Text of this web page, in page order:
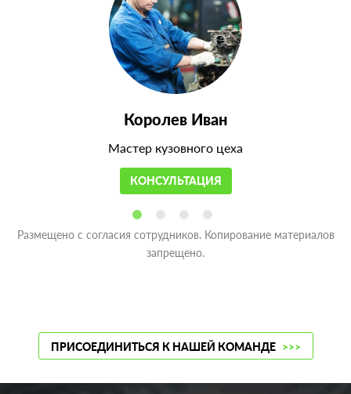
Королев Иван
Мастер кузовного цеха
КОНСУЛЬТАЦИЯ
Размещено с согласия сотрудников. Копирование материалов
запрещено.
ПРИСОЕДИНИТЬСЯ К НАШЕЙ КОМАНДЕ >>>